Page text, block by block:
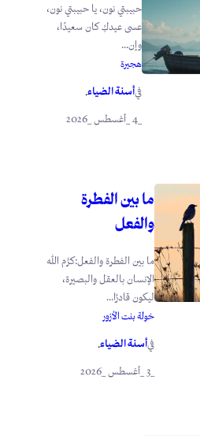
حبيبتي نون، يا حبيبتي نون،
عسى عيدكِ كان سعيدًا،
وإن...
هجيرة
فيأسنة الضياء.
_4 _أغسطس _2026
ما بين الفطرة
والفعل
ما بين الفطرة والفعل:كرَّم الله
الإنسان بالعقل والبصيرة،
ليكون قادرًا...
خولة بنت الأزور
فيأسنة الضياء.